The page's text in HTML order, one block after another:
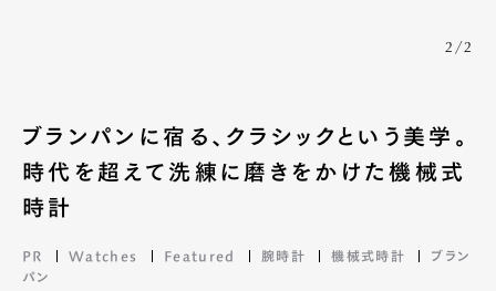
2/2
ブランパンに宿る、クラシックという美学。
時代を超えて洗練に磨きをかけた機械式
時計
PR Watches Featured 腕時計 機械式時計
ブラン
パン